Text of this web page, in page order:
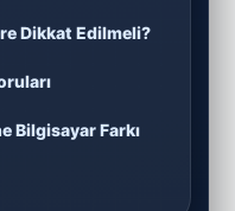
Dikkat Edilmeli?
Bilgisayar Farkı